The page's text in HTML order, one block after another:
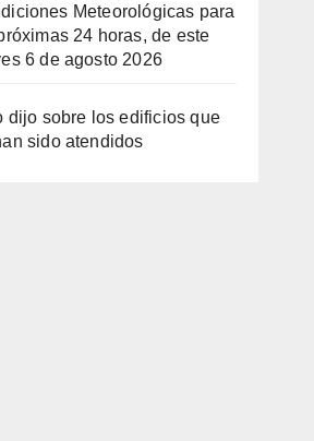
Meteorológicas para
24 horas, de este
6 de agosto 2026
dijo sobre los edificios que
sido atendidos